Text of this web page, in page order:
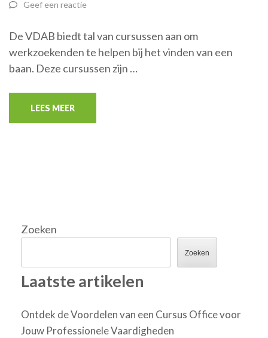
Geef een reactie
De VDAB biedt tal van cursussen aan om
werkzoekenden te helpen bij het vinden van een
baan. Deze cursussen zijn …
LEES MEER
Zoeken
Zoeken
Laatste artikelen
Ontdek de Voordelen van een Cursus Office voor
Jouw Professionele Vaardigheden